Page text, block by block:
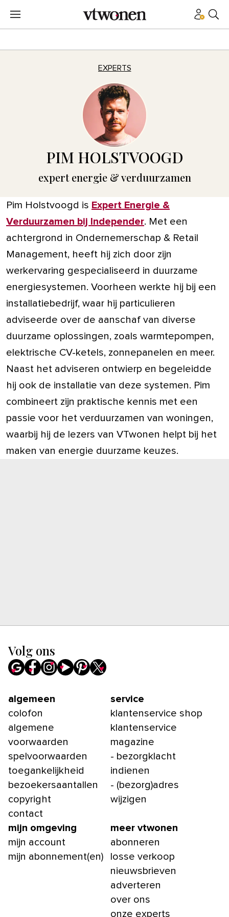
EXPERTS
PIM HOLSTVOOGD
expert energie & verduurzamen
Pim Holstvoogd is Expert Energie &
Verduurzamen bij Independer. Met een
achtergrond in Ondernemerschap & Retail
Management, heeft hij zich door zijn
werkervaring gespecialiseerd in duurzame
energiesystemen. Voorheen werkte hij bij een
installatiebedrijf, waar hij particulieren
adviseerde over de aanschaf van diverse
duurzame oplossingen, zoals warmtepompen,
elektrische CV-ketels, zonnepanelen en meer.
Naast het adviseren ontwierp en begeleidde
hij ook de installatie van deze systemen. Pim
combineert zijn praktische kennis met een
passie voor het verduurzamen van woningen,
waarbij hij de lezers van VTwonen helpt bij het
maken van energie duurzame keuzes.
Volg ons
algemeen
colofon
algemene
voorwaarden
spelvoorwaarden
toegankelijkheid
bezoekersaantallen
copyright
contact
service
klantenservice shop
klantenservice
magazine
- bezorgklacht
indienen
- (bezorg)adres
wijzigen
mijn omgeving
mijn account
mijn abonnement(en)
meer vtwonen
abonneren
losse verkoop
nieuwsbrieven
adverteren
over ons
onze experts